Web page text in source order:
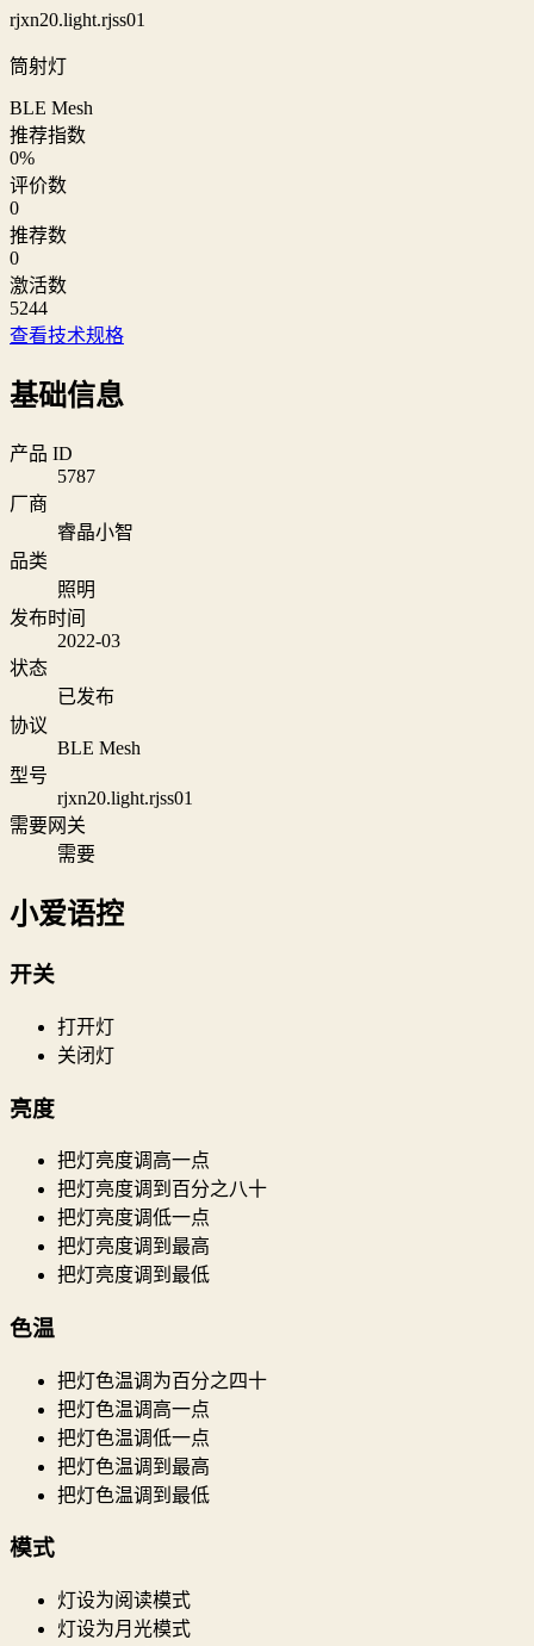
rjxn20.light.rjss01
筒射灯
BLE Mesh
推荐指数
0%
评价数
0
推荐数
0
激活数
5244
查看技术规格
基础信息
产品 ID
5787
厂商
睿晶小智
品类
照明
发布时间
2022-03
状态
已发布
协议
BLE Mesh
型号
rjxn20.light.rjss01
需要网关
需要
小爱语控
开关
打开灯
关闭灯
亮度
把灯亮度调高一点
把灯亮度调到百分之八十
把灯亮度调低一点
把灯亮度调到最高
把灯亮度调到最低
色温
把灯色温调为百分之四十
把灯色温调高一点
把灯色温调低一点
把灯色温调到最高
把灯色温调到最低
模式
灯设为阅读模式
灯设为月光模式